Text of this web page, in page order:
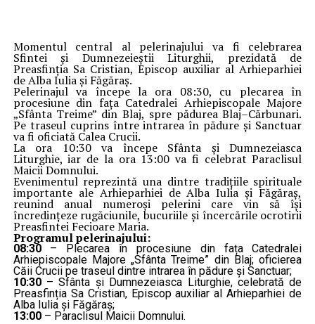
Momentul central al pelerinajului va fi celebrarea
Sfintei și Dumnezeieștii Liturghii, prezidată de
Preasfinția Sa Cristian, Episcop auxiliar al Arhieparhiei
de Alba Iulia și Făgăraș.
Pelerinajul va începe la ora 08:30, cu plecarea în
procesiune din fața Catedralei Arhiepiscopale Majore
„Sfânta Treime” din Blaj, spre pădurea Blaj–Cărbunari.
Pe traseul cuprins între intrarea în pădure și Sanctuar
va fi oficiată Calea Crucii.
La ora 10:30 va începe Sfânta și Dumnezeiasca
Liturghie, iar de la ora 13:00 va fi celebrat Paraclisul
Maicii Domnului.
Evenimentul reprezintă una dintre tradițiile spirituale
importante ale Arhieparhiei de Alba Iulia și Făgăraș,
reunind anual numeroși pelerini care vin să își
încredințeze rugăciunile, bucuriile și încercările ocrotirii
Preasfintei Fecioare Maria.
Programul pelerinajului:
08:30– Plecarea în procesiune din fața Catedralei
Arhiepiscopale Majore „Sfânta Treime” din Blaj; oficierea
Căii Crucii pe traseul dintre intrarea în pădure și Sanctuar;
10:30– Sfânta și Dumnezeiasca Liturghie, celebrată de
Preasfinția Sa Cristian, Episcop auxiliar al Arhieparhiei de
Alba Iulia și Făgăraș;
13:00– Paraclisul Maicii Domnului.